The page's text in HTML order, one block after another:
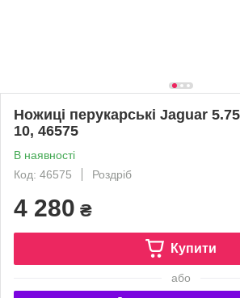
Ножиці перукарські Jaguar
10, 46575
В наявності
Код: 46575
Роздріб
4 280 ₴
Купити
або